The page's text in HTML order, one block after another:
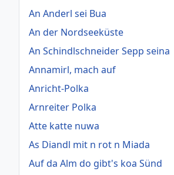
An Anderl sei Bua
An der Nordseeküste
An Schindlschneider Sepp seina
Annamirl, mach auf
Anricht-Polka
Arnreiter Polka
Atte katte nuwa
As Diandl mit n rot n Miada
Auf da Alm do gibt's koa Sünd